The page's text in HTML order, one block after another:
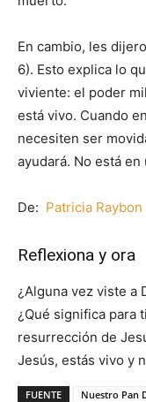
En cambio, les
6). Esto explica lo
viviente: el poder
está vivo. Cuando
necesiten ser
ayudará. No está en
De: Patricia Raybon
Reflexiona y ora
¿Alguna vez viste a
¿Qué significa para
resurrección de
Jesús, estás vivo y
FUENTE
Nuestro Pan